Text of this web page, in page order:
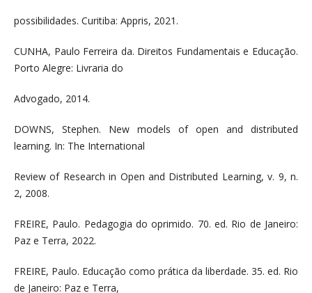
possibilidades. Curitiba: Appris, 2021.
CUNHA, Paulo Ferreira da. Direitos Fundamentais e Educação.
Porto Alegre: Livraria do
Advogado, 2014.
DOWNS, Stephen. New models of open and distributed
learning. In: The International
Review of Research in Open and Distributed Learning, v. 9, n.
2, 2008.
FREIRE, Paulo. Pedagogia do oprimido. 70. ed. Rio de Janeiro:
Paz e Terra, 2022.
FREIRE, Paulo. Educação como prática da liberdade. 35. ed. Rio
de Janeiro: Paz e Terra,